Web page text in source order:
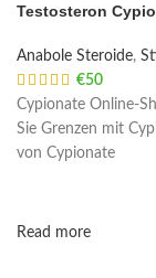
Testosteron
Anabole Steroide,
€50
Cypionate Online-
Sie Grenzen mit
von Cypionate
Read more